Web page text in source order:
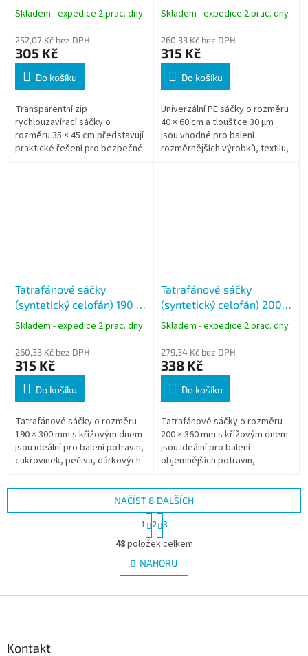
LDPE, 100 ks
Skladem - expedice 2 prac. dny
252,07 Kč bez DPH
305 Kč
Do košíku
Transparentní zip
rychlouzavírací sáčky o
rozměru 35 × 45 cm představují
praktické řešení pro bezpečné
Skladem - expedice 2 prac. dny
260,33 Kč bez DPH
315 Kč
Do košíku
Univerzální PE sáčky o rozměru
40 × 60 cm a tloušťce 30 µm
jsou vhodné pro balení
rozměrnějších výrobků, textilu,
Tatrafánové sáčky
(syntetický celofán) 190 ×
300 mm, křížové dno, čiré,
Skladem - expedice 2 prac. dny
260,33 Kč bez DPH
315 Kč
Do košíku
Tatrafánové sáčky o rozměru
190 × 300 mm s křížovým dnem
jsou ideální pro balení potravin,
cukrovinek, pečiva, dárkových
vyrobeny z kvalitní BOPP fólie...
Tatrafánové sáčky
(syntetický celofán) 200 ×
360 mm, křížové dno, čiré,
Skladem - expedice 2 prac. dny
279,34 Kč bez DPH
338 Kč
Do košíku
Tatrafánové sáčky o rozměru
200 × 360 mm s křížovým dnem
jsou ideální pro balení
objemnějších potravin,
předmětů i dekorativního zboží.
Jsou...
O
v
l
á
NAČÍST 8 DALŠÍCH
S
t
r
á
n
k
v
1 2 3
48položek celkem
NAHORU
Kontakt